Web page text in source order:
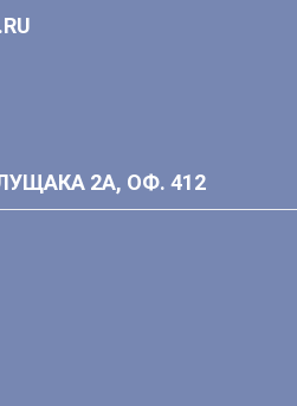
2А, ОФ. 412